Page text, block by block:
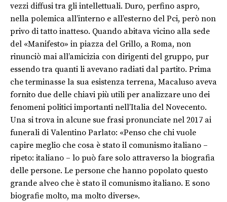
vezzi diffusi tra gli intellettuali. Duro, perfino aspro,
nella polemica all’interno e all’esterno del Pci, però non
privo di tatto inatteso. Quando abitava vicino alla sede
del «Manifesto» in piazza del Grillo, a Roma, non
rinunciò mai all’amicizia con dirigenti del gruppo, pur
essendo tra quanti li avevano radiati dal partito. Prima
che terminasse la sua esistenza terrena, Macaluso aveva
fornito due delle chiavi più utili per analizzare uno dei
fenomeni politici importanti nell’Italia del Novecento.
Una si trova in alcune sue frasi pronunciate nel 2017 ai
funerali di Valentino Parlato: «Penso che chi vuole
capire meglio che cosa è stato il comunismo italiano –
ripeto: italiano – lo può fare solo attraverso la biografia
delle persone. Le persone che hanno popolato questo
grande alveo che è stato il comunismo italiano. E sono
biografie molto, ma molto diverse».